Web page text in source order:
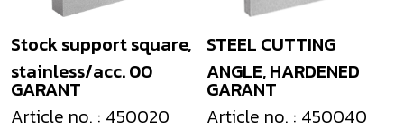
GARANT
Stock support square,
stainless/acc. 00
Article no. : 450020
GARANT
STEEL CUTTING
ANGLE, HARDENED
Article no. : 450040